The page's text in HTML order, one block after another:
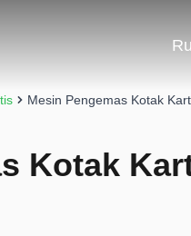
Mesin Pengemas Kotak
Kotak